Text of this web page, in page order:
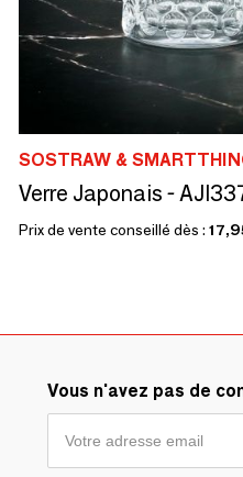
SOSTRAW &
Prix de vente conseillé dès :
Vous n'avez pas de